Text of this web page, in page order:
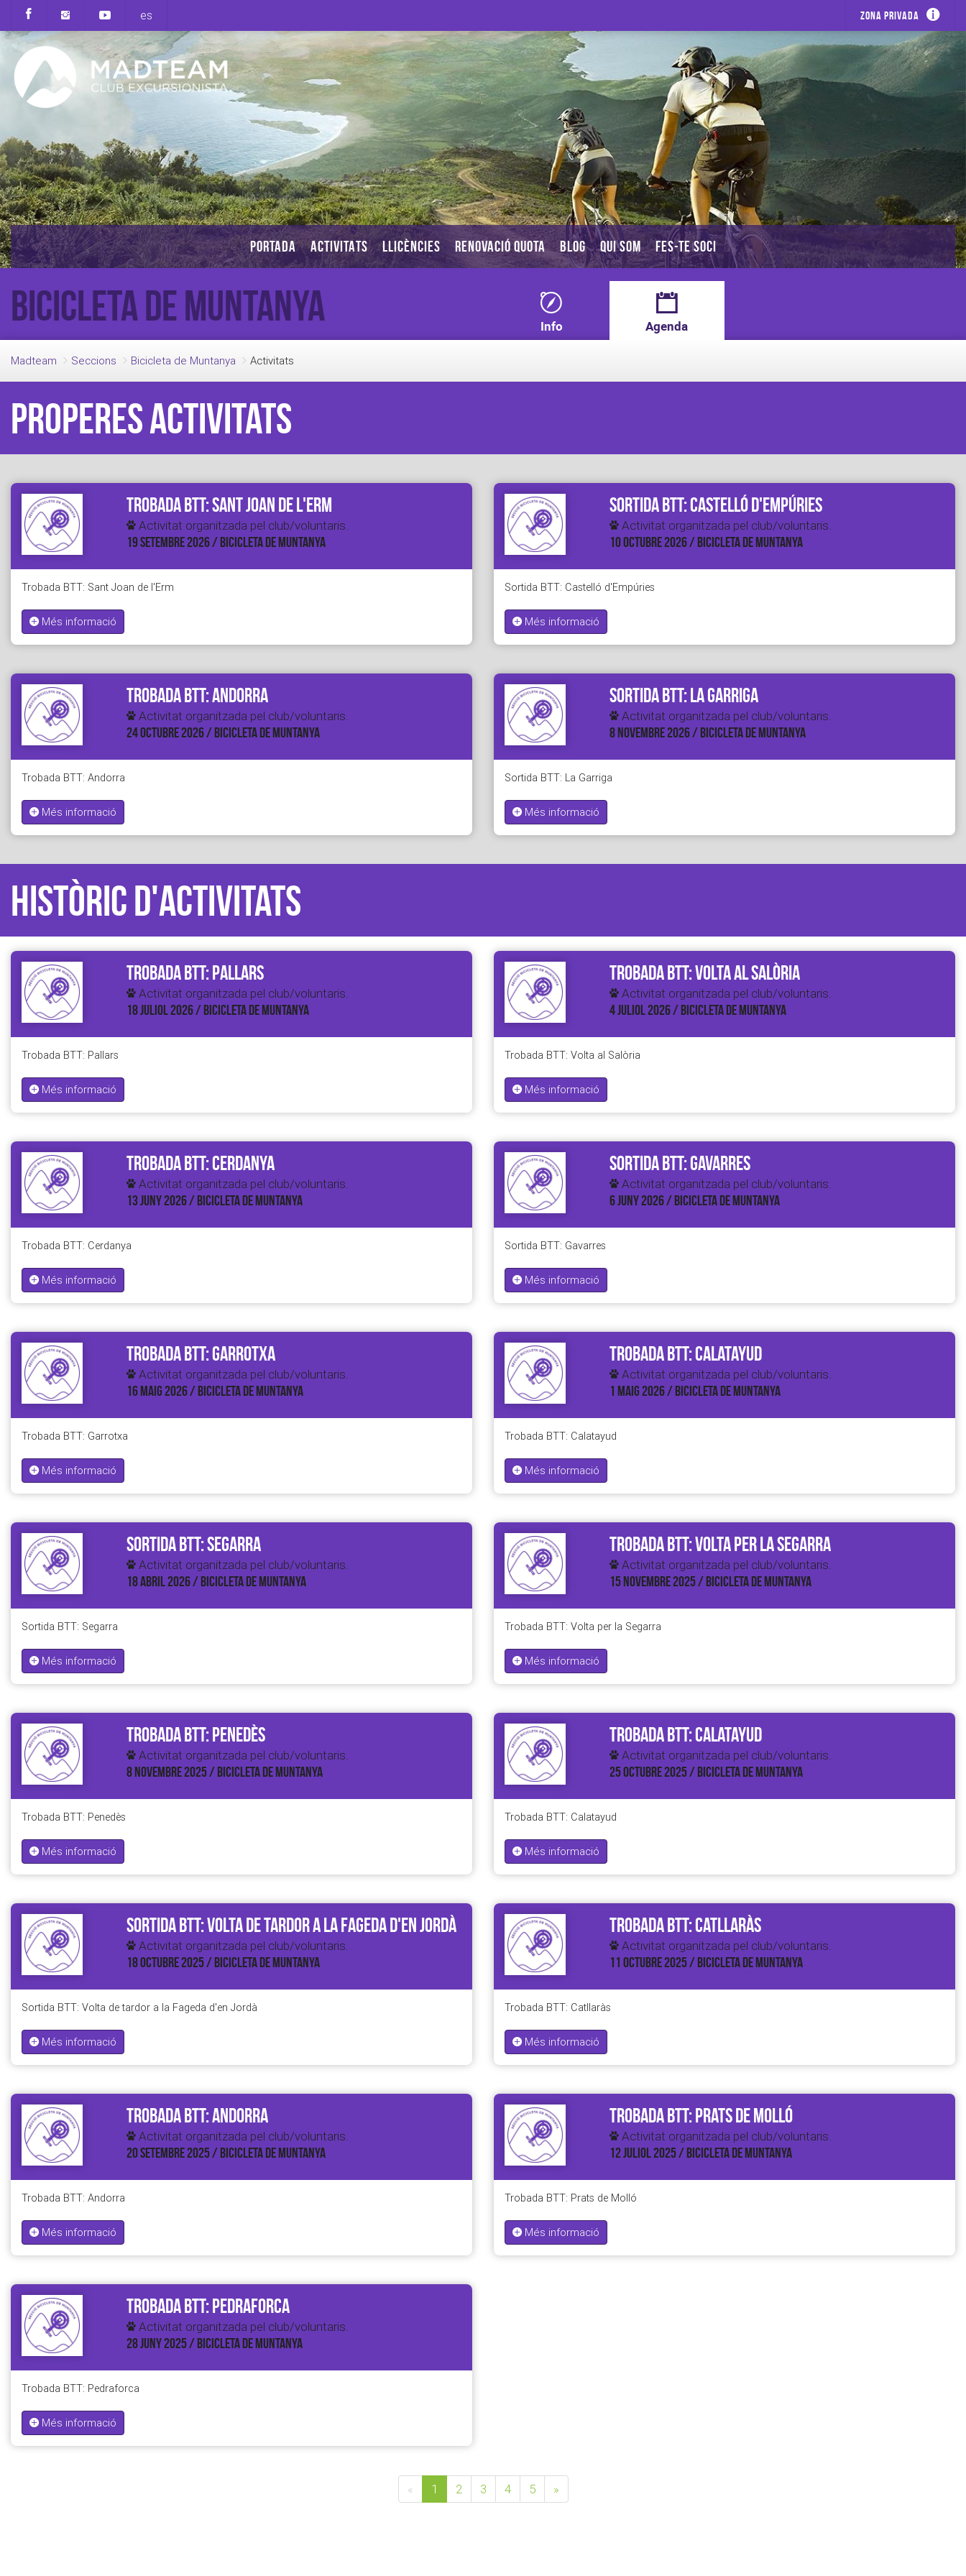
es Zona privada
PORTADA ACTIVITATS LLICÈNCIES RENOVACIÓ QUOTA BLOG QUI SOM FES-TE SOCI
Bicicleta de Muntanya Info Agenda
Madteam Seccions Bicicleta de Muntanya Activitats
Properes activitats
Trobada BTT: Sant Joan de l'Erm
Activitat organitzada pel club/voluntaris.
19 SETEMBRE 2026 / BICICLETA DE MUNTANYA
Trobada BTT: Sant Joan de l'Erm
Més informació
Sortida BTT: Castelló d'Empúries
Activitat organitzada pel club/voluntaris.
10 OCTUBRE 2026 / BICICLETA DE MUNTANYA
Sortida BTT: Castelló d'Empúries
Més informació
Trobada BTT: Andorra
Activitat organitzada pel club/voluntaris.
24 OCTUBRE 2026 / BICICLETA DE MUNTANYA
Trobada BTT: Andorra
Més informació
Sortida BTT: La Garriga
Activitat organitzada pel club/voluntaris.
8 NOVEMBRE 2026 / BICICLETA DE MUNTANYA
Sortida BTT: La Garriga
Més informació
Històric d'activitats
Trobada BTT: Pallars
Activitat organitzada pel club/voluntaris.
18 JULIOL 2026 / BICICLETA DE MUNTANYA
Trobada BTT: Pallars
Més informació
Trobada BTT: Volta al Salòria
Activitat organitzada pel club/voluntaris.
4 JULIOL 2026 / BICICLETA DE MUNTANYA
Trobada BTT: Volta al Salòria
Més informació
Trobada BTT: Cerdanya
Activitat organitzada pel club/voluntaris.
13 JUNY 2026 / BICICLETA DE MUNTANYA
Trobada BTT: Cerdanya
Més informació
Sortida BTT: Gavarres
Activitat organitzada pel club/voluntaris.
6 JUNY 2026 / BICICLETA DE MUNTANYA
Sortida BTT: Gavarres
Més informació
Trobada BTT: Garrotxa
Activitat organitzada pel club/voluntaris.
16 MAIG 2026 / BICICLETA DE MUNTANYA
Trobada BTT: Garrotxa
Més informació
Trobada BTT: Calatayud
Activitat organitzada pel club/voluntaris.
1 MAIG 2026 / BICICLETA DE MUNTANYA
Trobada BTT: Calatayud
Més informació
Sortida BTT: Segarra
Activitat organitzada pel club/voluntaris.
18 ABRIL 2026 / BICICLETA DE MUNTANYA
Sortida BTT: Segarra
Més informació
Trobada BTT: Volta per la Segarra
Activitat organitzada pel club/voluntaris.
15 NOVEMBRE 2025 / BICICLETA DE MUNTANYA
Trobada BTT: Volta per la Segarra
Més informació
Trobada BTT: Penedès
Activitat organitzada pel club/voluntaris.
8 NOVEMBRE 2025 / BICICLETA DE MUNTANYA
Trobada BTT: Penedès
Més informació
Trobada BTT: Calatayud
Activitat organitzada pel club/voluntaris.
25 OCTUBRE 2025 / BICICLETA DE MUNTANYA
Trobada BTT: Calatayud
Més informació
Sortida BTT: Volta de tardor a la Fageda d'en Jordà
Activitat organitzada pel club/voluntaris.
18 OCTUBRE 2025 / BICICLETA DE MUNTANYA
Sortida BTT: Volta de tardor a la Fageda d'en Jordà
Més informació
Trobada BTT: Catllaràs
Activitat organitzada pel club/voluntaris.
11 OCTUBRE 2025 / BICICLETA DE MUNTANYA
Trobada BTT: Catllaràs
Més informació
Trobada BTT: Andorra
Activitat organitzada pel club/voluntaris.
20 SETEMBRE 2025 / BICICLETA DE MUNTANYA
Trobada BTT: Andorra
Més informació
Trobada BTT: Prats de Molló
Activitat organitzada pel club/voluntaris.
12 JULIOL 2025 / BICICLETA DE MUNTANYA
Trobada BTT: Prats de Molló
Més informació
Trobada BTT: Pedraforca
Activitat organitzada pel club/voluntaris.
28 JUNY 2025 / BICICLETA DE MUNTANYA
Trobada BTT: Pedraforca
Més informació
« 1 2 3 4 5 »